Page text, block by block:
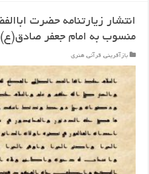
انتشار زیارتنامه حضرت
منسوب به امام جعفر صادق(ع)
بازآفرینی, قرآنی, هنری